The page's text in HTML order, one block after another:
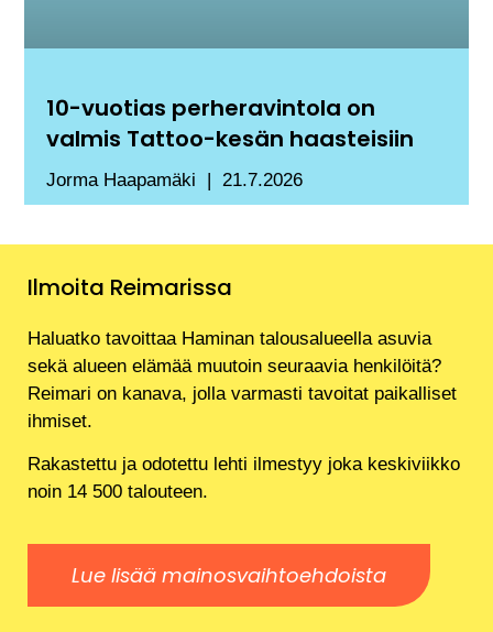
10-vuotias perheravintola on
valmis Tattoo-kesän haasteisiin
Jorma Haapamäki 21.7.2026
Ilmoita Reimarissa
Haluatko tavoittaa Haminan talousalueella asuvia
sekä alueen elämää muutoin seuraavia henkilöitä?
Reimari on kanava, jolla varmasti tavoitat paikalliset
ihmiset.
Rakastettu ja odotettu lehti ilmestyy joka keskiviikko
noin 14 500 talouteen.
Lue lisää mainosvaihtoehdoista